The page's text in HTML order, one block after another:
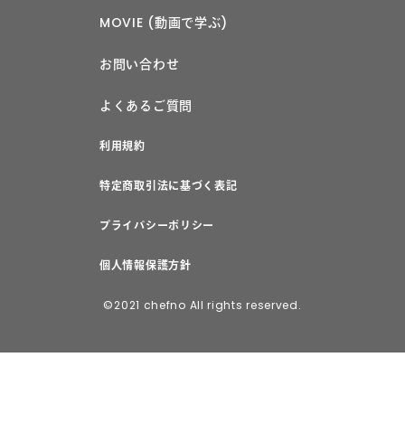
MOVIE (動画で学ぶ)
お問い合わせ
よくあるご質問
利用規約
特定商取引法に基づく表記
プライバシーポリシー
個人情報保護方針
©2021 chefno All rights reserved.